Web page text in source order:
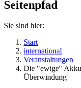
Seitenpfad
Sie sind hier:
Start
international
Veranstaltungen
Die "ewige"
Überwindung